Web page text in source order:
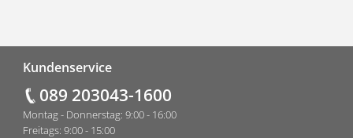
Kundenservice
089 203043-1600
Montag - Donnerstag: 9:00 - 16:00
Freitags: 9:00 - 15:00